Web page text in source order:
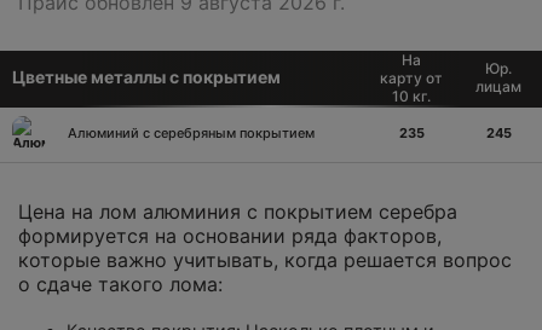
Цветные металлы с покрытием
На
карту от
10 кг.
Юр.
лицам
Алюминий с серебряным покрытием 235 245
Цена на лом алюминия с покрытием серебра
формируется на основании ряда факторов,
которые важно учитывать, когда решается вопрос
о сдаче такого лома: